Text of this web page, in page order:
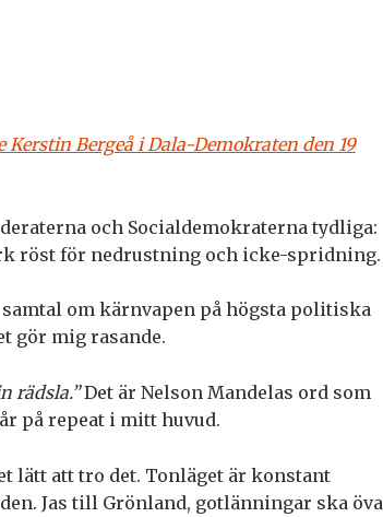
Bergeå i Dala-Demokraten den 19
och Socialdemokraterna tydliga:
röst för nedrustning och icke-spridning.
om kärnvapen på högsta politiska
gör mig rasande.
rädsla.”Det är Nelson Mandelas ord som
på repeat i mitt huvud.
lätt att tro det. Tonläget är konstant
Jas till Grönland, gotlänningar ska öva